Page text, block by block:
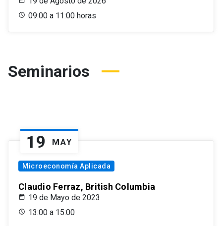
09:00 a 11:00 horas
Seminarios
19 MAY
Microeconomía Aplicada
Claudio Ferraz, British Columbia
19 de Mayo de 2023
13:00 a 15:00